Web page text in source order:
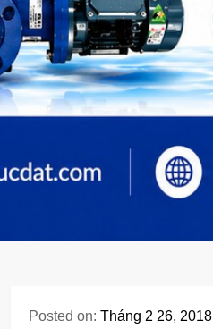
Posted on: Tháng 2 26, 2018